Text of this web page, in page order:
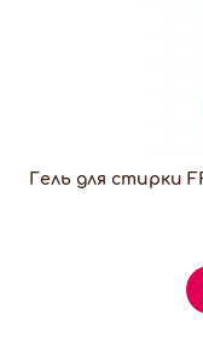
Гель для стирки